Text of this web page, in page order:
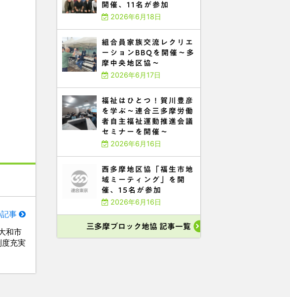
事
和市
充実
開催、11名が参加
2026年6月18日
組合員家族交流レクリエ
ーションBBQを開催～多
摩中央地区協～
2026年6月17日
福祉はひとつ！賀川豊彦
を学ぶ～連合三多摩労働
者自主福祉運動推進会議
セミナーを開催～
2026年6月16日
西多摩地区協「福生市地
域ミーティング」を開
催、15名が参加
2026年6月16日
三多摩ブロック地協 記事一覧